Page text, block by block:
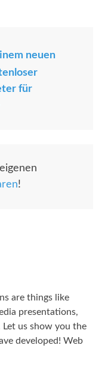
neuen
für
!
are things like
presentations,
Let us show you the
developed! Web